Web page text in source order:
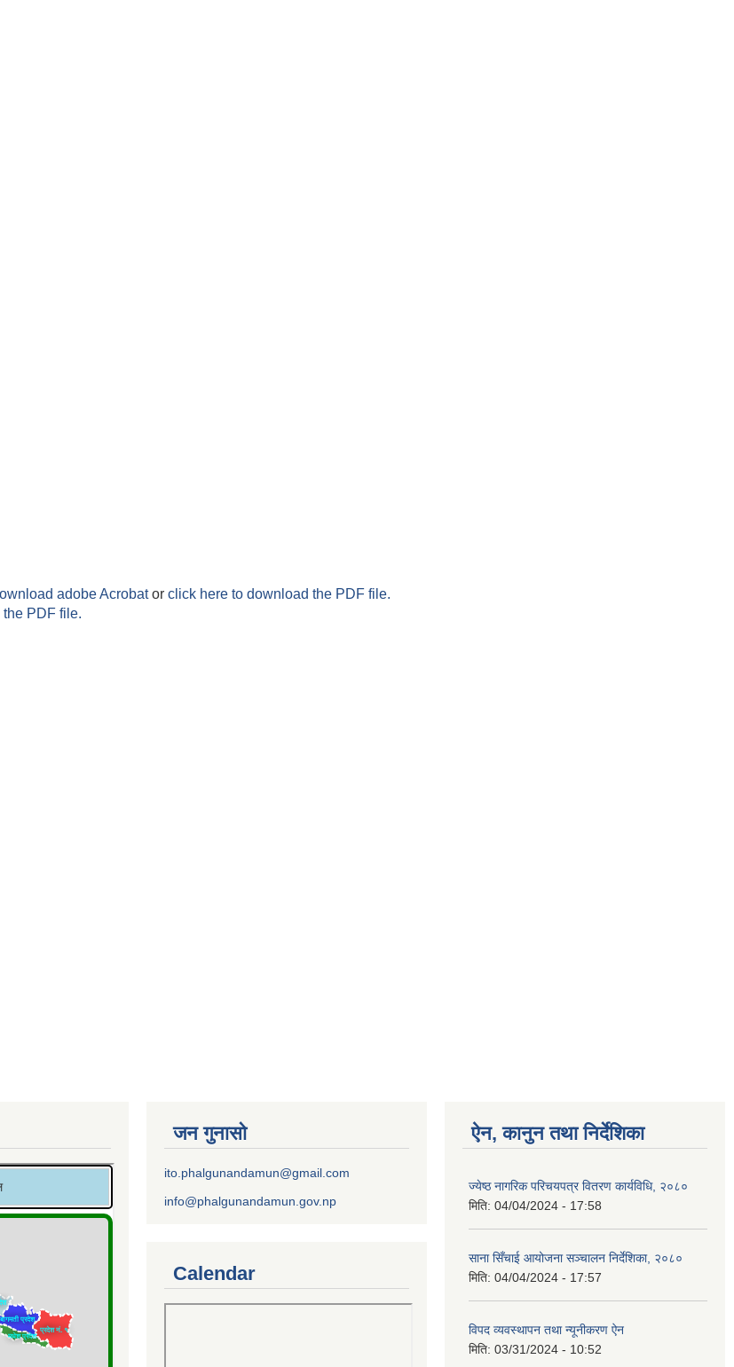
adobe Acrobator click here to download the PDF file.
PDF file.
जन गुनासो
ito.phalgunandamun@gmail.com
info@phalgunandamun.gov.np
Calendar
ऐन, कानुन तथा निर्देशिका
ज्येष्ठ नागरिक परिचयपत्र वितरण कार्यविधि, २०८०
मिति: 04/04/2024 - 17:58
साना सिँचाई आयोजना सञ्चालन निर्देशिका, २०८०
मिति: 04/04/2024 - 17:57
विपद व्यवस्थापन तथा न्यूनीकरण ऐन
मिति: 03/31/2024 - 10:52